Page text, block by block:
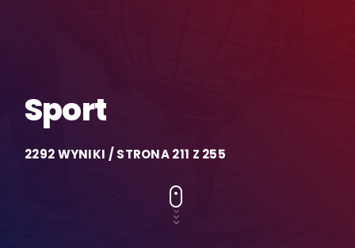
Sport
2292 WYNIKI / STRONA 211 Z 255